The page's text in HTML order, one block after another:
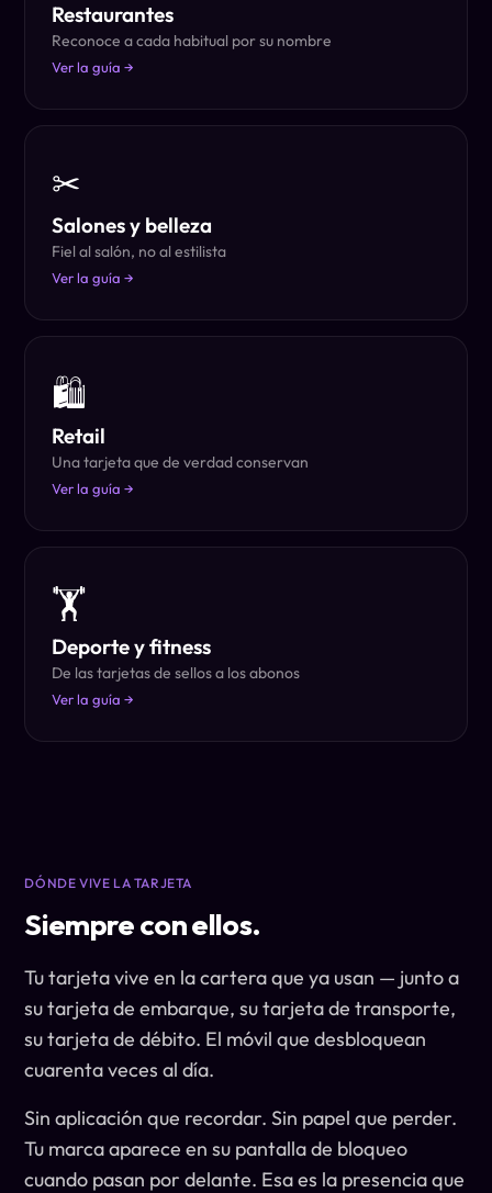
Restaurantes
Reconoce a cada habitual por su nombre
Ver la guía →
✂
Salones y belleza
Fiel al salón, no al estilista
Ver la guía →
🛍
Retail
Una tarjeta que de verdad conservan
Ver la guía →
🏋
Deporte y fitness
De las tarjetas de sellos a los abonos
Ver la guía →
DÓNDE VIVE LA TARJETA
Siempre con ellos.
Tu tarjeta vive en la cartera que ya usan — junto a
su tarjeta de embarque, su tarjeta de transporte,
su tarjeta de débito. El móvil que desbloquean
cuarenta veces al día.
Sin aplicación que recordar. Sin papel que perder.
Tu marca aparece en su pantalla de bloqueo
cuando pasan por delante. Esa es la presencia que